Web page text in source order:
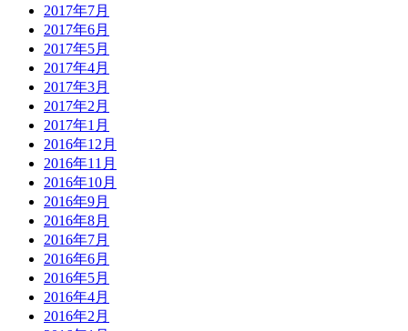
2017年7月
2017年6月
2017年5月
2017年4月
2017年3月
2017年2月
2017年1月
2016年12月
2016年11月
2016年10月
2016年9月
2016年8月
2016年7月
2016年6月
2016年5月
2016年4月
2016年2月